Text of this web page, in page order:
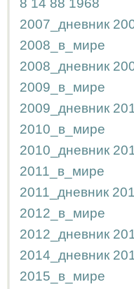
8 14 88 1968
2007_дневник
2008_в_мире
2008_дневник
2009_в_мире
2009_дневник
2010_в_мире
2010_дневник
2011_в_мире
2011_дневник
2012_в_мире
2012_дневник
2014_дневник
2015_в_мире